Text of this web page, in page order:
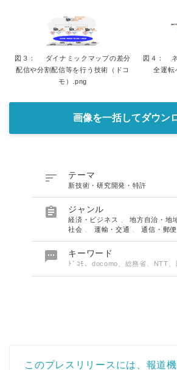
図３： ダイナミックマップの差分
配信や分割配信等を行う技術（ドコ
モ）.png
図４：
全運転
画像を一括してダウン
 テーマ
新技術・研究開発・特許
 ジャンル
経済・ビジネス 、地方自治・地
社会
運輸・交通 、通信・郵便
 キーワード
ﾄﾞｺﾓ、docomo、総務省、NTT、
このプレスリリースには、報道